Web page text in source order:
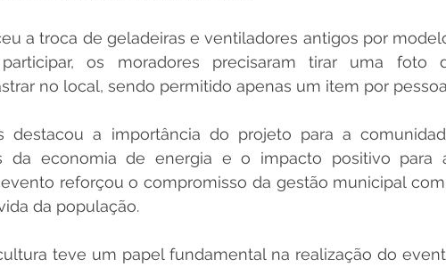
a troca de geladeiras e ventiladores antigos por
os moradores precisaram tirar uma foto
no local, sendo permitido apenas um item por
destacou a importância do projeto para a
da economia de energia e o impacto positivo para
reforçou o compromisso da gestão municipal
da população.
teve um papel fundamental na realização do